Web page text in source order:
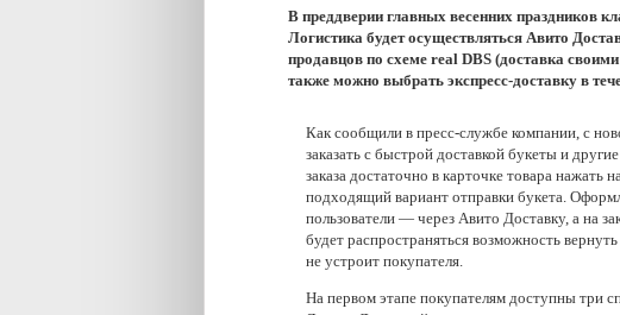
В преддверии главных весенних праздников
Логистика будет осуществляться Авито
продавцов по схеме real DBS (доставка
также можно выбрать экспресс-доставку в
Как сообщили в пресс-службе компании, с
заказать с быстрой доставкой букеты и
заказа достаточно в карточке товара нажать
подходящий вариант отправки букета.
пользователи — через Авито Доставку, а на
будет распространяться возможность
не устроит покупателя.
На первом этапе покупателям доступны три